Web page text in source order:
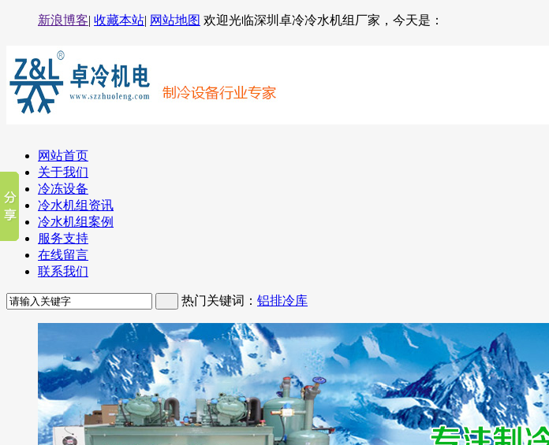
新浪博客| 收藏本站| 网站地图 欢迎光临深圳卓冷冷水机组厂家，今天是：
网站首页
关于我们
冷冻设备
冷水机组资讯
冷水机组案例
服务支持
在线留言
联系我们
热门关键词： 铝排冷库